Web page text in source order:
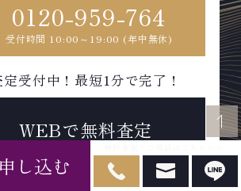
0120-959-764
受付時間 10:00～19:00 (年中無休)
受付中！最短1分で完了！
WEBで無料査定
から気軽に即査定可能！
し込む